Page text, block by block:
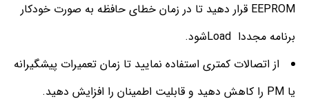
EEPROM قرار دهید تا در زمان خطای حافظه به صورت خودکار
برنامه مجددا Loadشود.
از اتصالات کمتری استفاده نمایید تا زمان تعمیرات پیشگیرانه
یا PM را کاهش دهید و قابلیت اطمینان را افزایش دهید.